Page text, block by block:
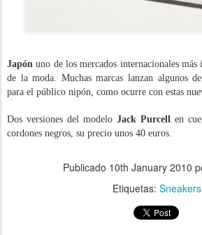
Japón uno de los mercados internacionales
de la moda. Muchas marcas lanzan algunos
para el público nipón, como ocurre con estas
Dos versiones del modelo Jack Purcell en
cordones negros, su precio unos 40 euros.
Publicado 10th January 2010
Etiquetas: Sneakers